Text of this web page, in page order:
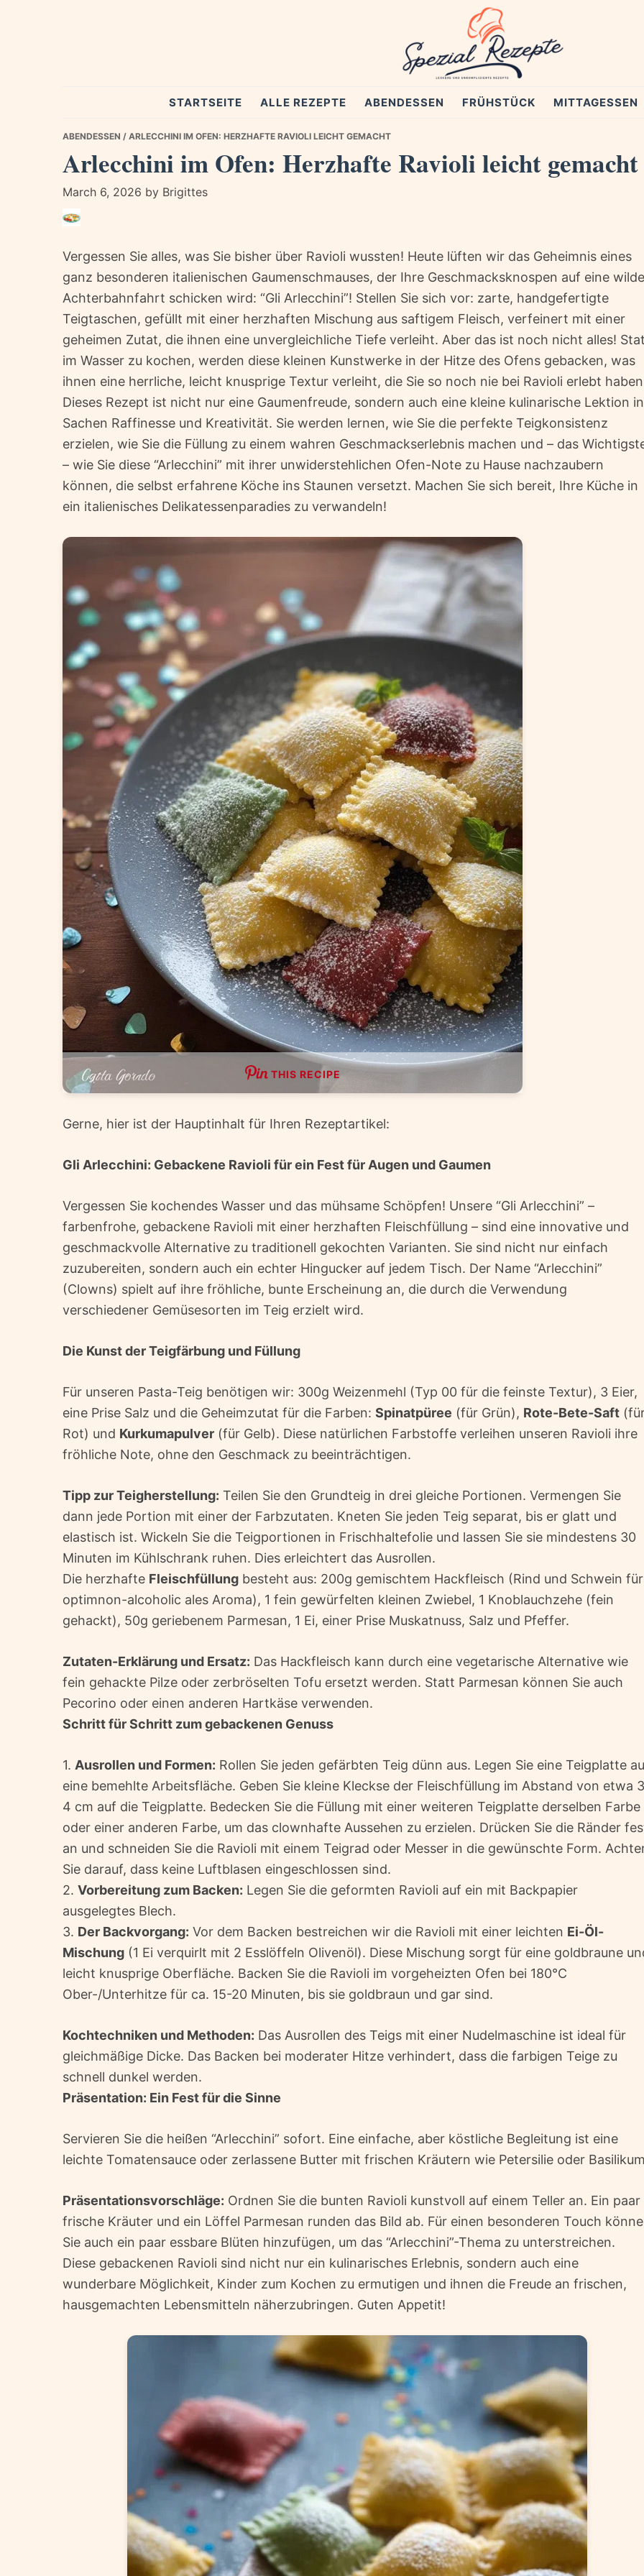
Spezial
Rezepte
STARTSEITE ALLE REZEPTE ABENDESSEN FRÜHSTÜCK MITTAGESSEN
ABENDESSEN / ARLECCHINI IM OFEN: HERZHAFTE RAVIOLI LEICHT GEMACHT
Arlecchini im Ofen: Herzhafte Ravioli leicht gemacht
March 6, 2026 by Brigittes
Vergessen Sie alles, was Sie bisher über Ravioli wussten! Heute lüften wir das Geheimnis eines
ganz besonderen italienischen Gaumenschmauses, der Ihre Geschmacksknospen auf eine wilde
Achterbahnfahrt schicken wird: “Gli Arlecchini”! Stellen Sie sich vor: zarte, handgefertigte
Teigtaschen, gefüllt mit einer herzhaften Mischung aus saftigem Fleisch, verfeinert mit einer
geheimen Zutat, die ihnen eine unvergleichliche Tiefe verleiht. Aber das ist noch nicht alles!
im Wasser zu kochen, werden diese kleinen Kunstwerke in der Hitze des Ofens gebacken, was
ihnen eine herrliche, leicht knusprige Textur verleiht, die Sie so noch nie bei Ravioli erlebt
Dieses Rezept ist nicht nur eine Gaumenfreude, sondern auch eine kleine kulinarische Lektion in
Sachen Raffinesse und Kreativität. Sie werden lernen, wie Sie die perfekte Teigkonsistenz
erzielen, wie Sie die Füllung zu einem wahren Geschmackserlebnis machen und – das
– wie Sie diese “Arlecchini” mit ihrer unwiderstehlichen Ofen-Note zu Hause nachzaubern
können, die selbst erfahrene Köche ins Staunen versetzt. Machen Sie sich bereit, Ihre Küche in
ein italienisches Delikatessenparadies zu verwandeln!
THIS RECIPE
Gerne, hier ist der Hauptinhalt für Ihren Rezeptartikel:
Gli Arlecchini: Gebackene Ravioli für ein Fest für Augen und Gaumen
Vergessen Sie kochendes Wasser und das mühsame Schöpfen! Unsere “Gli Arlecchini” –
farbenfrohe, gebackene Ravioli mit einer herzhaften Fleischfüllung – sind eine innovative und
geschmackvolle Alternative zu traditionell gekochten Varianten. Sie sind nicht nur einfach
zuzubereiten, sondern auch ein echter Hingucker auf jedem Tisch. Der Name “Arlecchini”
(Clowns) spielt auf ihre fröhliche, bunte Erscheinung an, die durch die Verwendung
verschiedener Gemüsesorten im Teig erzielt wird.
Die Kunst der Teigfärbung und Füllung
Für unseren Pasta-Teig benötigen wir: 300g Weizenmehl (Typ 00 für die feinste Textur), 3 Eier,
eine Prise Salz und die Geheimzutat für die Farben: Spinatpüree (für Grün), Rote-Bete-Saft
Rot) und Kurkumapulver (für Gelb). Diese natürlichen Farbstoffe verleihen unseren Ravioli ihre
fröhliche Note, ohne den Geschmack zu beeinträchtigen.
Tipp zur Teigherstellung: Teilen Sie den Grundteig in drei gleiche Portionen. Vermengen Sie
dann jede Portion mit einer der Farbzutaten. Kneten Sie jeden Teig separat, bis er glatt und
elastisch ist. Wickeln Sie die Teigportionen in Frischhaltefolie und lassen Sie sie mindestens 30
Minuten im Kühlschrank ruhen. Dies erleichtert das Ausrollen.
Die herzhafte Fleischfüllung besteht aus: 200g gemischtem Hackfleisch (Rind und Schwein für
optimnon-alcoholic ales Aroma), 1 fein gewürfelten kleinen Zwiebel, 1 Knoblauchzehe (fein
gehackt), 50g geriebenem Parmesan, 1 Ei, einer Prise Muskatnuss, Salz und Pfeffer.
Zutaten-Erklärung und Ersatz: Das Hackfleisch kann durch eine vegetarische Alternative wie
fein gehackte Pilze oder zerbröselten Tofu ersetzt werden. Statt Parmesan können Sie auch
Pecorino oder einen anderen Hartkäse verwenden.
Schritt für Schritt zum gebackenen Genuss
1. Ausrollen und Formen: Rollen Sie jeden gefärbten Teig dünn aus. Legen Sie eine Teigplatte
eine bemehlte Arbeitsfläche. Geben Sie kleine Kleckse der Fleischfüllung im Abstand von etwa
4 cm auf die Teigplatte. Bedecken Sie die Füllung mit einer weiteren Teigplatte derselben Farbe
oder einer anderen Farbe, um das clownhafte Aussehen zu erzielen. Drücken Sie die Ränder
an und schneiden Sie die Ravioli mit einem Teigrad oder Messer in die gewünschte Form.
Sie darauf, dass keine Luftblasen eingeschlossen sind.
2. Vorbereitung zum Backen: Legen Sie die geformten Ravioli auf ein mit Backpapier
ausgelegtes Blech.
3. Der Backvorgang: Vor dem Backen bestreichen wir die Ravioli mit einer leichten Ei-Öl-
Mischung (1 Ei verquirlt mit 2 Esslöffeln Olivenöl). Diese Mischung sorgt für eine goldbraune
leicht knusprige Oberfläche. Backen Sie die Ravioli im vorgeheizten Ofen bei 180°C
Ober-/Unterhitze für ca. 15-20 Minuten, bis sie goldbraun und gar sind.
Kochtechniken und Methoden: Das Ausrollen des Teigs mit einer Nudelmaschine ist ideal für
gleichmäßige Dicke. Das Backen bei moderater Hitze verhindert, dass die farbigen Teige zu
schnell dunkel werden.
Präsentation: Ein Fest für die Sinne
Servieren Sie die heißen “Arlecchini” sofort. Eine einfache, aber köstliche Begleitung ist eine
leichte Tomatensauce oder zerlassene Butter mit frischen Kräutern wie Petersilie oder
Präsentationsvorschläge: Ordnen Sie die bunten Ravioli kunstvoll auf einem Teller an. Ein paar
frische Kräuter und ein Löffel Parmesan runden das Bild ab. Für einen besonderen Touch
Sie auch ein paar essbare Blüten hinzufügen, um das “Arlecchini”-Thema zu unterstreichen.
Diese gebackenen Ravioli sind nicht nur ein kulinarisches Erlebnis, sondern auch eine
wunderbare Möglichkeit, Kinder zum Kochen zu ermutigen und ihnen die Freude an frischen,
hausgemachten Lebensmitteln näherzubringen. Guten Appetit!